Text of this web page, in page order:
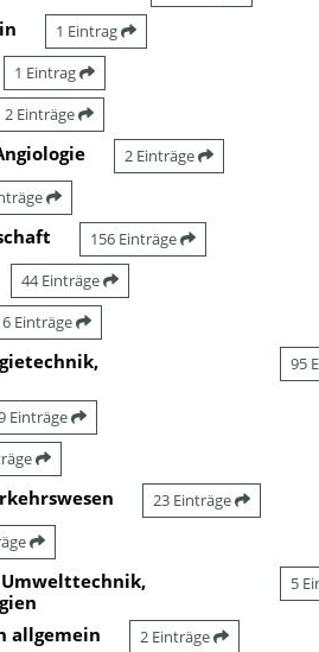
1 Eintrag
1 Eintrag
2 Einträge
2 Einträge
156 Einträge
44 Einträge
6 Einträge
95
Einträge
23 Einträge
Umwelttechnik,
5
allgemein 2 Einträge